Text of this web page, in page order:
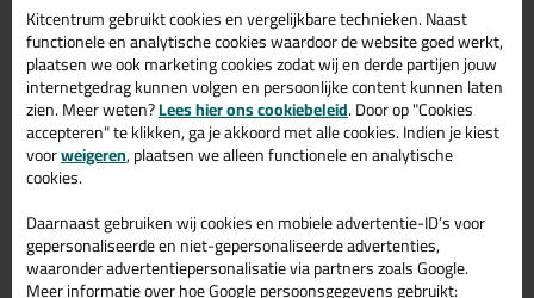
vandaag nog! Vandaag besteld = morgen in huis.
Wil je meer weten over de toepassing en kenmerken van dit
product?Lees alles over dit product >
Gerelateerde producten
Kitcentrum gebruikt cookies en vergelijkbare technieken. Naast
functionele en analytische cookies waardoor de website goed werkt,
plaatsen we ook marketing cookies zodat wij en derde partijen jouw
internetgedrag kunnen volgen en persoonlijke content kunnen laten
zien. Meer weten?Lees hier ons cookiebeleid. Door op "Cookies
accepteren" te klikken, ga je akkoord met alle cookies. Indien je kiest
voorweigeren, plaatsen we alleen functionele en analytische
cookies.
Daarnaast gebruiken wij cookies en mobiele advertentie-ID’s voor
gepersonaliseerde en niet-gepersonaliseerde advertenties,
waaronder advertentiepersonalisatie via partners zoals Google.
Meer informatie over hoe Google persoonsgegevens gebruikt: